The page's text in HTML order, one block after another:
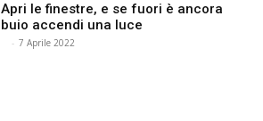
Apri le finestre, e se fuori è ancora
buio accendi una luce
- 7 Aprile 2022